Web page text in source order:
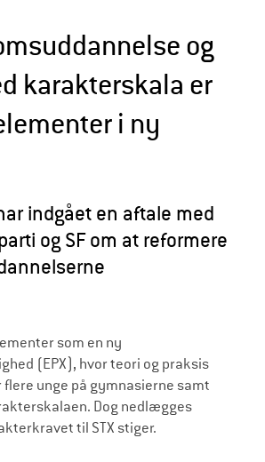
og
karakterskala er
i ny
indgået en aftale med
og SF om at reformere
som en ny
(EPX), hvor teori og praksis
flere unge på gymnasierne samt
Dog nedlægges
til STX stiger.